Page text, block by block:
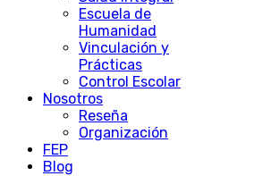
Escuela de
Humanidad
Vinculación y
Prácticas
Control Escolar
Nosotros
Reseña
Organización
FEP
Blog